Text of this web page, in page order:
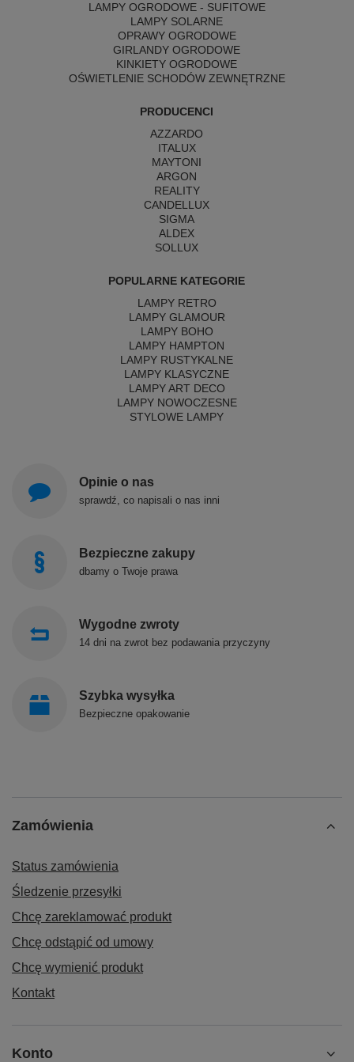
LAMPY OGRODOWE - SUFITOWE
LAMPY SOLARNE
OPRAWY OGRODOWE
GIRLANDY OGRODOWE
KINKIETY OGRODOWE
OŚWIETLENIE SCHODÓW ZEWNĘTRZNE
PRODUCENCI
AZZARDO
ITALUX
MAYTONI
ARGON
REALITY
CANDELLUX
SIGMA
ALDEX
SOLLUX
POPULARNE KATEGORIE
LAMPY RETRO
LAMPY GLAMOUR
LAMPY BOHO
LAMPY HAMPTON
LAMPY RUSTYKALNE
LAMPY KLASYCZNE
LAMPY ART DECO
LAMPY NOWOCZESNE
STYLOWE LAMPY
Opinie o nas
sprawdź, co napisali o nas inni
Bezpieczne zakupy
dbamy o Twoje prawa
Wygodne zwroty
14 dni na zwrot bez podawania przyczyny
Szybka wysyłka
Bezpieczne opakowanie
Zamówienia
Status zamówienia
Śledzenie przesyłki
Chcę zareklamować produkt
Chcę odstąpić od umowy
Chcę wymienić produkt
Kontakt
Konto